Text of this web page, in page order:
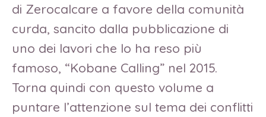
di Zerocalcare a favore della comunità
curda, sancito dalla pubblicazione di
uno dei lavori che lo ha reso più
famoso, “Kobane Calling” nel 2015.
Torna quindi con questo volume a
puntare l’attenzione sul tema dei conflitti